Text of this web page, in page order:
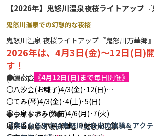
12:30 壱太郎 太鼓演奏①
14:00 Ren ケーナ演奏②
14:30 平 桜子 薩摩琵琶演奏②
15:00 壱太郎 太鼓演奏②
15:30 終宴
~~平家の里内にキッチンカーも出店します！~~
【2026年】鬼怒川温泉夜桜ライトアップ『
鬼怒川温泉での幻想的な夜桜
鬼怒川温泉 夜桜ライトアップ『鬼怒川万華郷』
2026年は、4月3日(金)～12日(日)
す！
(2026年3月情報更新)
◆ライトアップ◆
場所：藤原町護国神社・鬼怒川温泉神社
●演奏会 《4月12日(日)まで毎日開催》
〇八汐会(お囃子)4/3(金)･12(日)
〇てみ(琴)4/3(金)･4(土)･5(日)
〇小泉なおみ(篠笛)4/6(月)･7(火)
〇柴香山(尺八)4/8(水)･9(木)･10(金)
【夜になるまでは鬼怒川と日光の体験＆アク